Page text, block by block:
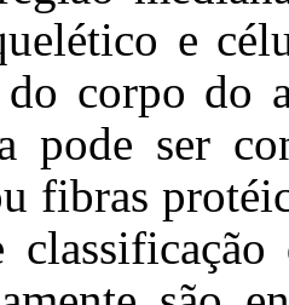
e
do corpo do
pode ser
fibras